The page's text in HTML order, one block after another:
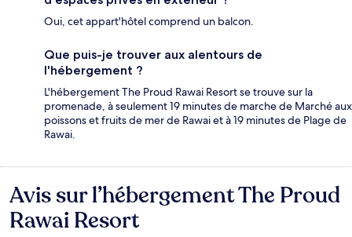
Oui, cet appart'hôtel comprend un balcon.
Que puis-je trouver aux alentours de
l'hébergement ?
L'hébergement The Proud Rawai Resort se trouve sur la
promenade, à seulement 19 minutes de marche de Marché aux
poissons et fruits de mer de Rawai et à 19 minutes de Plage de
Rawai.
Avis
Avis sur l’hébergement The Proud
Rawai Resort